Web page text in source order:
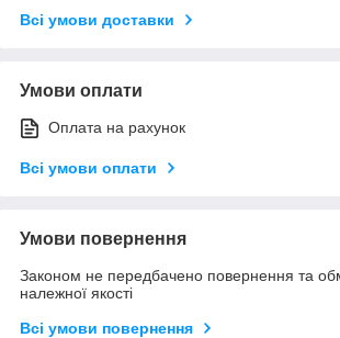
Всі умови доставки
Умови оплати
Оплата на рахунок
Всі умови оплати
Умови повернення
Законом не передбачено повернення та
належної якості
Всі умови повернення